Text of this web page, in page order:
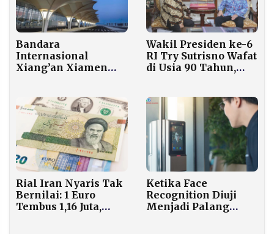
Bandara
Internasional
Xiang’an Xiamen
Beroperasi Akhir
2026
Wakil Presiden ke-6
RI Try Sutrisno Wafat
di Usia 90 Tahun,
Rial Iran Nyaris Tak
Bernilai: 1 Euro
Tembus 1,16 Juta,
Ketika Face
Recognition Diuji
Menjadi Palang